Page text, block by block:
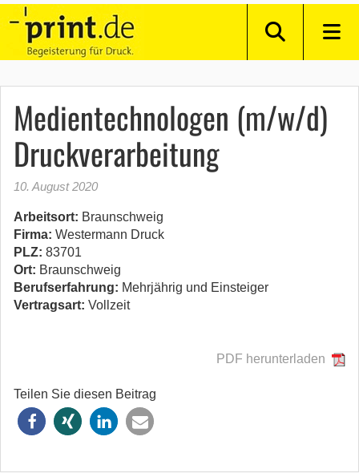
Medientechnologen (m/w/d)
Druckverarbeitung
10. August 2020
Arbeitsort: Braunschweig
Firma: Westermann Druck
PLZ: 83701
Ort: Braunschweig
Berufserfahrung: Mehrjährig und Einsteiger
Vertragsart: Vollzeit
PDF herunterladen
Teilen Sie diesen Beitrag